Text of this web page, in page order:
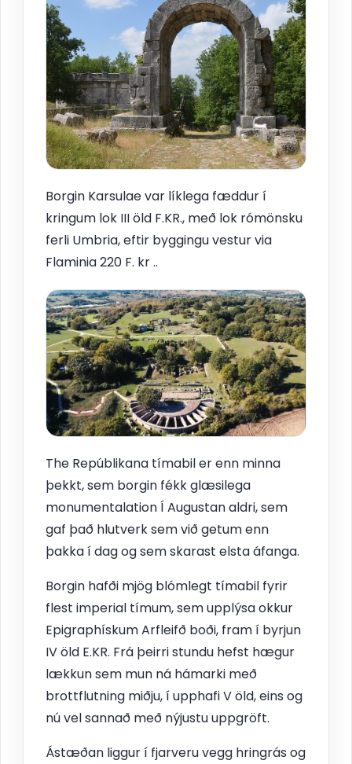
Borgin Karsulae var líklega fæddur í
kringum lok III öld F.KR., með lok rómönsku
ferli Umbria, eftir byggingu vestur via
Flaminia 220 F. kr ..
The Repúblikana tímabil er enn minna
þekkt, sem borgin fékk glæsilega
monumentalation Í Augustan aldri, sem
gaf það hlutverk sem við getum enn
þakka í dag og sem skarast elsta áfanga.
Borgin hafði mjög blómlegt tímabil fyrir
flest imperial tímum, sem upplýsa okkur
Epigraphískum Arfleifð boði, fram í byrjun
IV öld E.KR. Frá þeirri stundu hefst hægur
lækkun sem mun ná hámarki með
brottflutning miðju, í upphafi V öld, eins og
nú vel sannað með nýjustu uppgröft.
Ástæðan liggur í fjarveru vegg hringrás og